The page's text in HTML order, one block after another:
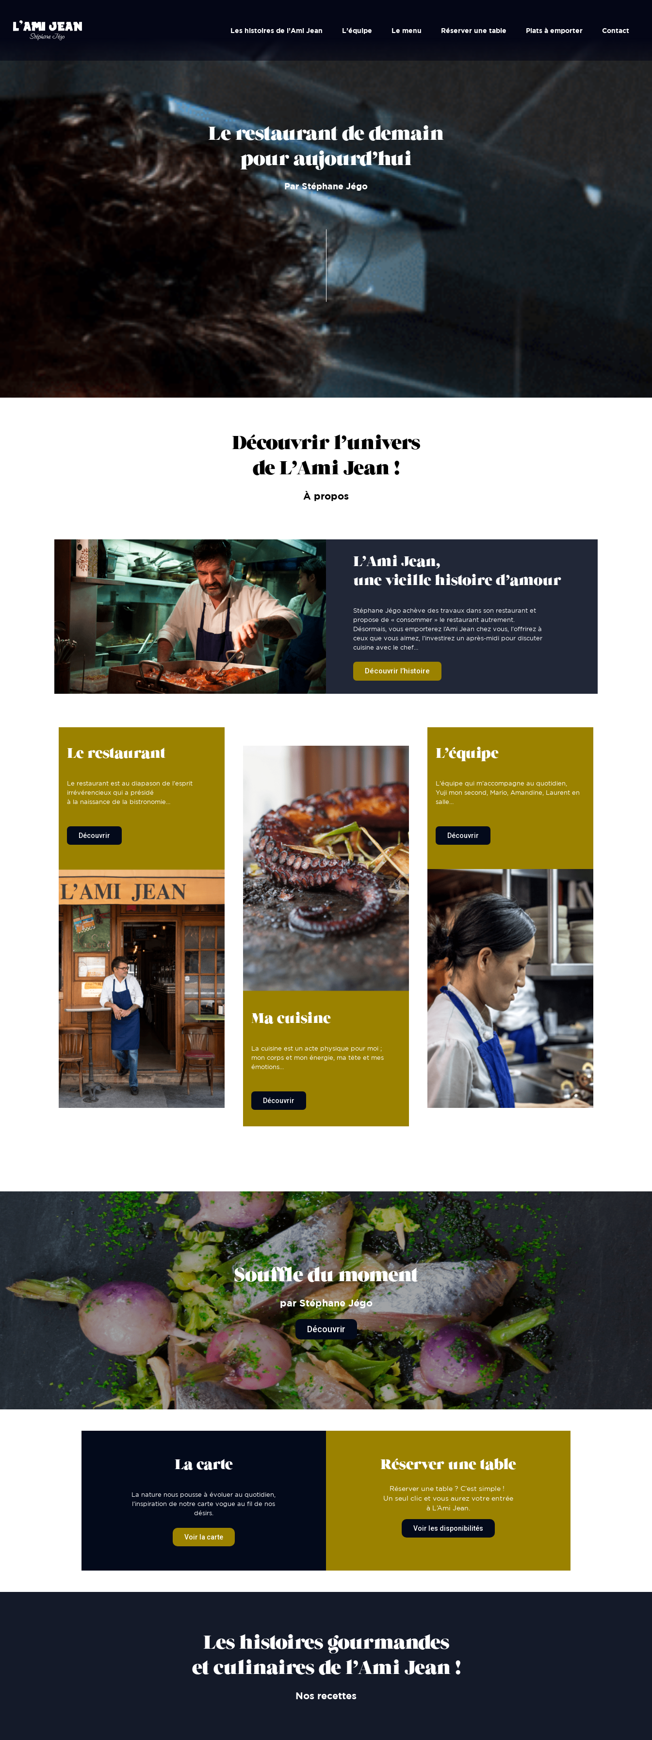
Les histoires de l’Ami Jean L’équipe Le menu Réserver une table Plats à emporter Contact
Le restaurant de demain
pour aujourd’hui
Par Stéphane Jégo
Découvrir l’univers
de L’Ami Jean !
À propos
L’Ami Jean,
une vieille histoire d’amour
Stéphane Jégo achève des travaux dans son restaurant et
propose de « consommer » le restaurant autrement.
Désormais, vous emporterez l’Ami Jean chez vous, l’offrirez à
ceux que vous aimez, l’investirez un après-midi pour discuter
cuisine avec le chef…
Découvrir l’histoire
Le restaurant
Le restaurant est au diapason de l’esprit
irrévérencieux qui a présidé
à la naissance de la bistronomie…
Découvrir
Ma cuisine
La cuisine est un acte physique pour moi ;
mon corps et mon énergie, ma tête et mes
émotions…
Découvrir
L’équipe
L’équipe qui m’accompagne au quotidien,
Yuji mon second, Mario, Amandine, Laurent en
salle…
Découvrir
Souffle du moment
par Stéphane Jégo
Découvrir
La carte
La nature nous pousse à évoluer au quotidien,
l’inspiration de notre carte vogue au fil de nos
désirs.
Voir la carte
Réserver une table
Réserver une table ? C’est simple !
Un seul clic et vous aurez votre entrée
à L’Ami Jean.
Voir les disponibilités
Les histoires gourmandes
et culinaires de l’Ami Jean !
Nos recettes